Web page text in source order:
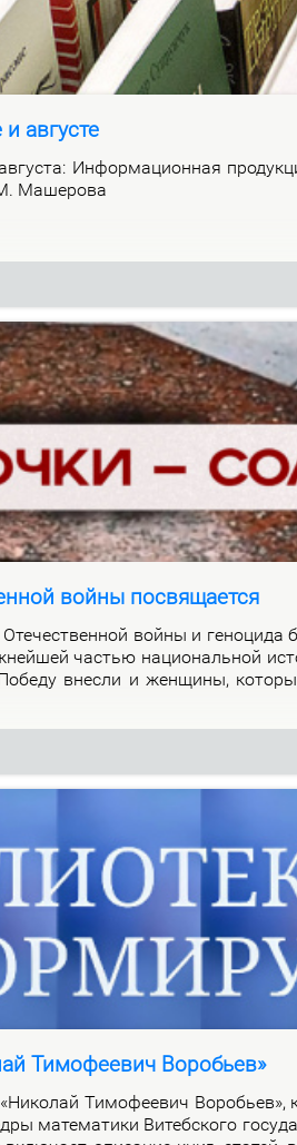
августе
Ин­фор­ма­ци­он­ная
Ма­ше­ро­ва
войны посвящается
вой­ны и ге­но­ци­да
ча­стью на­цио­наль­ной
внес­ли и жен­щи­ны,
Тимофеевич Воробьев»
Ти­мо­фе­е­вич
ма­те­ма­ти­ки Ви­теб­ско­го